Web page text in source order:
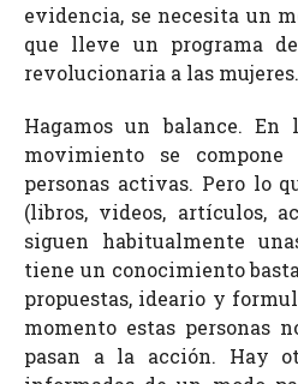
evidencia, se necesita un
que lleve un programa
revolucionaria a las mujeres.
Hagamos un balance. En
movimiento se compone
personas activas. Pero lo
(libros, videos, artículos,
siguen habitualmente
tiene un conocimiento
propuestas, ideario y
momento estas personas
pasan a la acción. Hay